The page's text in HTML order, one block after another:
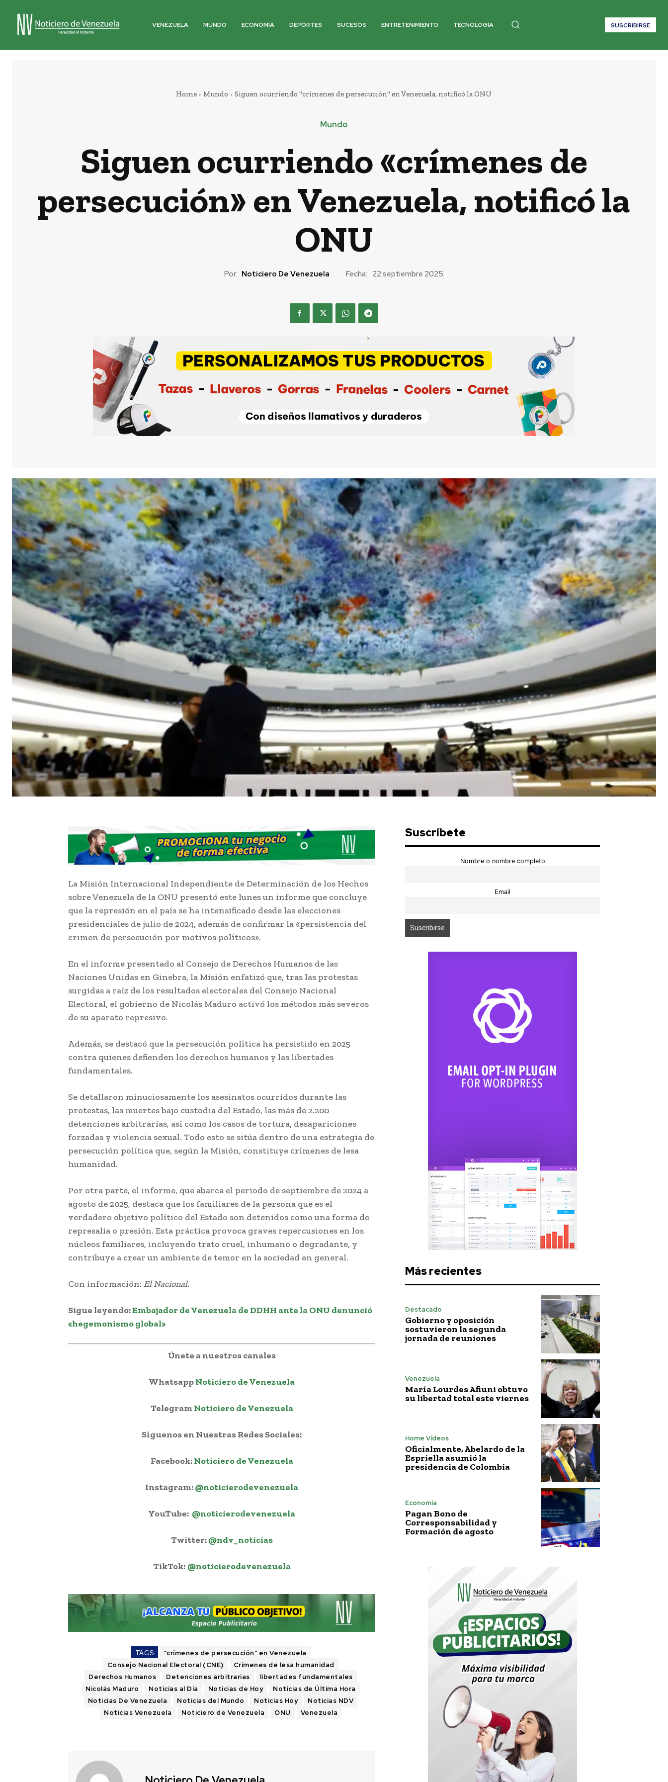
VENEZUELA MUNDO ECONOMÍA DEPORTES SUCESOS ENTRETENIMIENTO TECNOLOGÍA SUSCRIBIRSE
Home Mundo Siguen ocurriendo "crímenes de persecución" en Venezuela, notificó la ONU
Mundo
Siguen ocurriendo «crímenes de
persecución» en Venezuela, notificó la
ONU
Por: Noticiero De Venezuela Fecha: 22 septiembre 2025
La Misión Internacional Independiente de Determinación de los Hechos
sobre Venezuela de la ONU presentó este lunes un informe que concluye
que la represión en el país se ha intensificado desde las elecciones
presidenciales de julio de 2024, además de confirmar la «persistencia del
crimen de persecución por motivos políticos».
En el informe presentado al Consejo de Derechos Humanos de las
Naciones Unidas en Ginebra, la Misión enfatizó que, tras las protestas
surgidas a raíz de los resultados electorales del Consejo Nacional
Electoral, el gobierno de Nicolás Maduro activó los métodos más severos
de su aparato represivo.
Además, se destacó que la persecución política ha persistido en 2025
contra quienes defienden los derechos humanos y las libertades
fundamentales.
Se detallaron minuciosamente los asesinatos ocurridos durante las
protestas, las muertes bajo custodia del Estado, las más de 2.200
detenciones arbitrarias, así como los casos de tortura, desapariciones
forzadas y violencia sexual. Todo esto se sitúa dentro de una estrategia de
persecución política que, según la Misión, constituye crímenes de lesa
humanidad.
Por otra parte, el informe, que abarca el periodo de septiembre de 2024 a
agosto de 2025, destaca que los familiares de la persona que es el
verdadero objetivo político del Estado son detenidos como una forma de
represalia o presión. Esta práctica provoca graves repercusiones en los
núcleos familiares, incluyendo trato cruel, inhumano o degradante, y
contribuye a crear un ambiente de temor en la sociedad en general.
Con información: El Nacional.
Sigue leyendo:Embajador de Venezuela de DDHH ante la ONU denunció
«hegemonismo global»
Únete a nuestros canales
WhatsappNoticiero de Venezuela
Telegram Noticiero de Venezuela
Síguenos en Nuestras Redes Sociales:
Facebook:Noticiero de Venezuela
Instagram:@noticierodevenezuela
YouTube: @noticierodevenezuela
Twitter:@ndv_noticias
TikTok: @noticierodevenezuela
TAGS
"crímenes de persecución" en Venezuela
Consejo Nacional Electoral (CNE)
Crímenes de lesa humanidad
Derechos Humanos
Detenciones arbitrarias
libertades fundamentales
Nicolás Maduro
Noticias al Día Noticias de Hoy
Noticias de Última Hora
Noticias De Venezuela
Noticias del Mundo Noticias Hoy
Noticias NDV
Noticias Venezuela
Noticiero de Venezuela ONU Venezuela
Suscríbete
Nombre o nombre completo
Email
Más recientes
Destacado
Gobierno y oposición
sostuvieron la segunda
jornada de reuniones
Venezuela
María Lourdes Afiuni obtuvo
su libertad total este viernes
Home Vídeos
Oficialmente, Abelardo de la
Espriella asumió la
presidencia de Colombia
Economía
Pagan Bono de
Corresponsabilidad y
Formación de agosto